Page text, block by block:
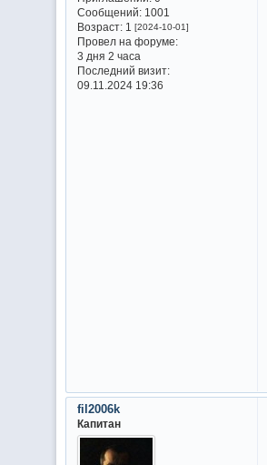
Сообщений:1001
Возраст:1 [2024-10-01]
Провел на форуме:
3 дня 2 часа
Последний визит:
09.11.2024 19:36
fil2006k
Капитан